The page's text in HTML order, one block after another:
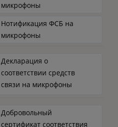
микрофоны
Нотификация ФСБ на
микрофоны
Декларация о
соответствии средств
связи на микрофоны
Добровольный
сертификат соответствия